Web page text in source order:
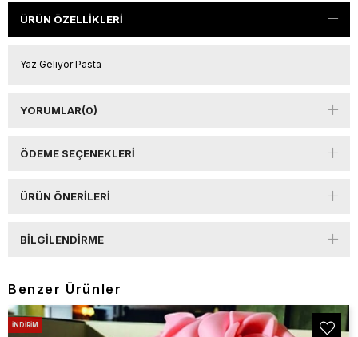
ÜRÜN ÖZELLIKLERI
Yaz Geliyor Pasta
YORUMLAR(0)
ÖDEME SEÇENEKLERI
ÜRÜN ÖNERILERI
BILGILENDIRME
Benzer Ürünler
İNDIRIM